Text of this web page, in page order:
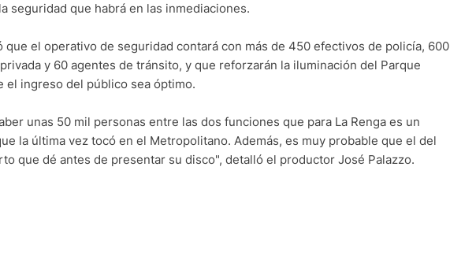
seguridad que habrá en las inmediaciones.
que el operativo de seguridad contará con más de 450 efectivos de policía, 600
y 60 agentes de tránsito, y que reforzarán la iluminación del Parque
el ingreso del público sea óptimo.
unas 50 mil personas entre las dos funciones que para La Renga es un
la última vez tocó en el Metropolitano. Además, es muy probable que el del
que dé antes de presentar su disco", detalló el productor José Palazzo.